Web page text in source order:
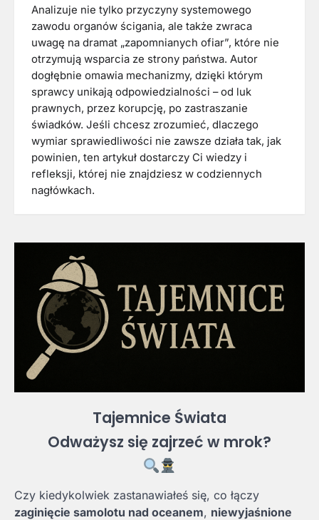
Analizuje nie tylko przyczyny systemowego
zawodu organów ścigania, ale także zwraca
uwagę na dramat „zapomnianych ofiar”, które nie
otrzymują wsparcia ze strony państwa. Autor
dogłębnie omawia mechanizmy, dzięki którym
sprawcy unikają odpowiedzialności – od luk
prawnych, przez korupcję, po zastraszanie
świadków. Jeśli chcesz zrozumieć, dlaczego
wymiar sprawiedliwości nie zawsze działa tak, jak
powinien, ten artykuł dostarczy Ci wiedzy i
refleksji, której nie znajdziesz w codziennych
nagłówkach.
Tajemnice Świata
Odważysz się zajrzeć w mrok?
Czy kiedykolwiek zastanawiałeś się, co łączy
zaginięcie samolotu nad oceanem, niewyjaśnione